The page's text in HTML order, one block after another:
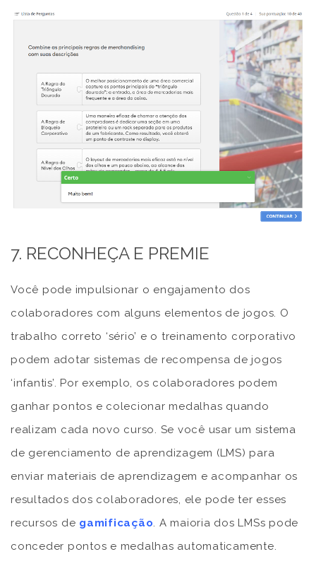
7. RECONHEÇA E PREMIE
Você pode impulsionar o engajamento dos
colaboradores com alguns elementos de jogos. O
trabalho correto ‘sério’ e o treinamento corporativo
podem adotar sistemas de recompensa de jogos
‘infantis’. Por exemplo, os colaboradores podem
ganhar pontos e colecionar medalhas quando
realizam cada novo curso. Se você usar um sistema
de gerenciamento de aprendizagem (LMS) para
enviar materiais de aprendizagem e acompanhar os
resultados dos colaboradores, ele pode ter esses
recursos de gamificação. A maioria dos LMSs pode
conceder pontos e medalhas automaticamente.